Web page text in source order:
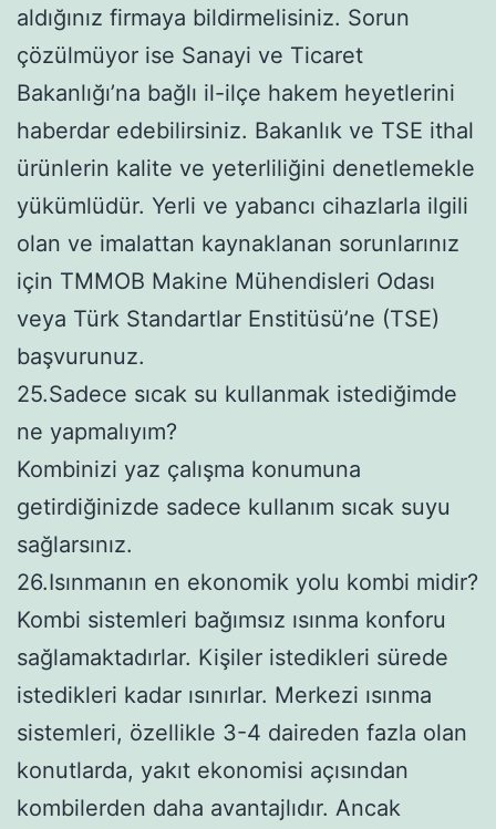
aldığınız firmaya bildirmelisiniz. Sorun
çözülmüyor ise Sanayi ve Ticaret
Bakanlığı’na bağlı il-ilçe hakem heyetlerini
haberdar edebilirsiniz. Bakanlık ve TSE ithal
ürünlerin kalite ve yeterliliğini denetlemekle
yükümlüdür. Yerli ve yabancı cihazlarla ilgili
olan ve imalattan kaynaklanan sorunlarınız
için TMMOB Makine Mühendisleri Odası
veya Türk Standartlar Enstitüsü’ne (TSE)
başvurunuz.
25.Sadece sıcak su kullanmak istediğimde
ne yapmalıyım?
Kombinizi yaz çalışma konumuna
getirdiğinizde sadece kullanım sıcak suyu
sağlarsınız.
26.Isınmanın en ekonomik yolu kombi midir?
Kombi sistemleri bağımsız ısınma konforu
sağlamaktadırlar. Kişiler istedikleri sürede
istedikleri kadar ısınırlar. Merkezi ısınma
sistemleri, özellikle 3-4 daireden fazla olan
konutlarda, yakıt ekonomisi açısından
kombilerden daha avantajlıdır. Ancak